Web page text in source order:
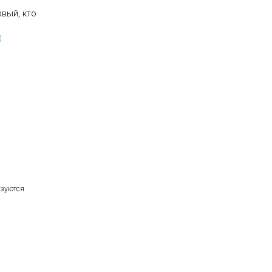
кто